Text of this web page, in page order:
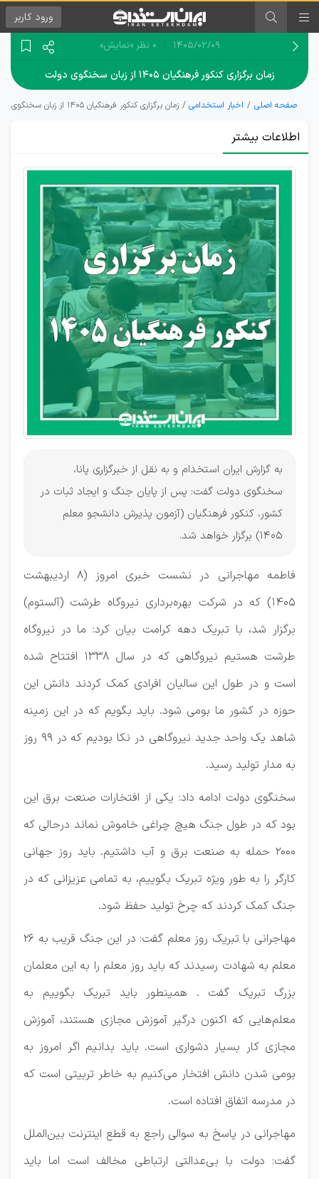
ورود کاربر
۱۴۰۵/۰۲/۰۹ 0 نظر «نمایش»
زمان برگزاری کنکور فرهنگیان ۱۴۰۵ از زبان سخنگوی دولت
صفحه اصلی اخبار استخدامی زمان برگزاری کنکور فرهنگیان ۱۴۰۵ از زبان سخنگوی دولت
اطلاعات بیشتر
زمان
برگزاری
کنکور
سراسری
و
فرهنگیان
اعلام شد
به گزارش ایران استخدام و به نقل از خبرگزاری پانا،
سخنگوی دولت گفت: پس از پایان جنگ و ایجاد ثبات در
کشور، کنکور فرهنگیان (آزمون پذیرش دانشجو معلم
1405) برگزار خواهد شد.
فاطمه مهاجرانی در نشست خبری امروز (۸ اردیبهشت
۱۴۰۵) که در شرکت بهره‌برداری نیروگاه طرشت (آلستوم)
برگزار شد، با تبریک دهه کرامت بیان کرد: ما در نیروگاه
طرشت هستیم نیروگاهی که در سال ۱۳۳۸ افتتاح شده
است و در طول این سالیان افرادی کمک کردند دانش این
حوزه در کشور ما بومی شود. باید بگویم که در این زمینه
شاهد یک واحد جدید نیروگاهی در نکا بودیم که در ۹۹ روز
به مدار تولید رسید.
سخنگوی دولت ادامه داد: یکی از افتخارات صنعت برق این
بود که در طول جنگ هیچ چراغی خاموش نماند درحالی که
۲۰۰۰ حمله به صنعت برق و آب داشتیم. باید روز جهانی
کارگر را به طور ویژه تبریک بگوییم، به تمامی عزیزانی که در
جنگ کمک کردند که چرخ تولید حفظ شود.
مهاجرانی با تبریک روز معلم گفت: در این جنگ قریب به ۲۶
معلم به شهادت رسیدند که باید روز معلم را به این معلمان
بزرگ تبریک گفت . همینطور باید تبریک بگوییم به
معلم‌هایی که اکنون درگیر آموزش مجازی هستند، آموزش
مجازی کار بسیار دشواری است. باید بدانیم اگر امروز به
بومی شدن دانش افتخار می‌کنیم به خاطر تربیتی است که
در مدرسه اتفاق افتاده است.
مهاجرانی در پاسخ به سوالی راجع به قطع اینترنت بین‌الملل
گفت: دولت با بی‌عدالتی ارتباطی مخالف است اما باید